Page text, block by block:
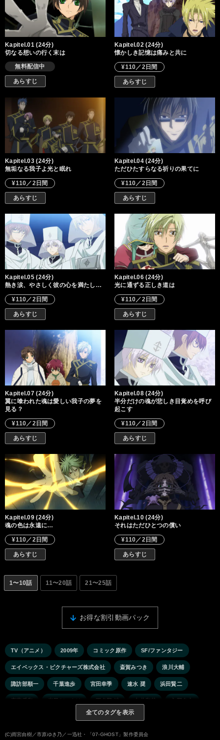
Kapitel.01 (24分)
切なる想いの行く末は
無料配信中
あらすじ
Kapitel.02 (24分)
懐かしき記憶は痛みと共に
¥110／2日間
あらすじ
Kapitel.03 (24分)
無垢なる我子よ光と眠れ
¥110／2日間
あらすじ
Kapitel.04 (24分)
ただひたすらなる祈りの果てに
¥110／2日間
あらすじ
Kapitel.05 (24分)
熱き涙、やさしく彼の心を満たし…
¥110／2日間
あらすじ
Kapitel.06 (24分)
光に通ずる正しき道は
¥110／2日間
あらすじ
Kapitel.07 (24分)
翼に喰われた魂は愛しい我子の夢を
見る？
¥110／2日間
あらすじ
Kapitel.08 (24分)
半分だけの魂が悲しき目覚めを呼び
起こす
¥110／2日間
あらすじ
Kapitel.09 (24分)
魂の色は永遠に…
¥110／2日間
あらすじ
Kapitel.10 (24分)
それはただひとつの償い
¥110／2日間
あらすじ
1〜10話 11〜20話 21〜25話
お得な割引動画パック
TV（アニメ） 2009年 コミック原作 SF/ファンタジー
エイベックス・ピクチャーズ株式会社 斎賀みつき 浪川大輔
諏訪部順一 千葉進歩 宮田幸季 速水 奨 浜田賢二
斎藤千和 岸尾だいすけ 羽多野 渉 中井和哉 入野自由
千田光男 高橋広樹
能登麻美子 名塚佳織 福山 潤
全てのタグを表示
(C)雨宮由樹／市原ゆき乃／一迅社・「07-GHOST」製作委員会